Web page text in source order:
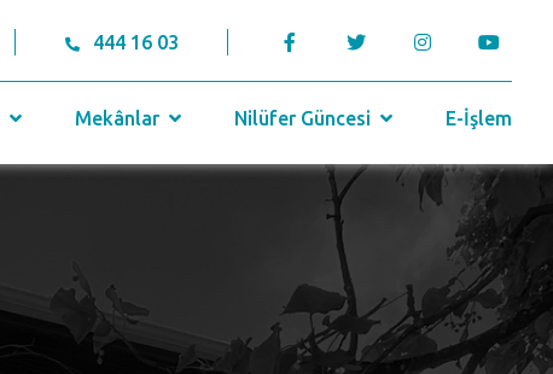
444 16 03
Mekânlar Nilüfer Güncesi E-İşlem